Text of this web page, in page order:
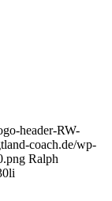
header-RW-
coach.de/wp-
Ralph
li